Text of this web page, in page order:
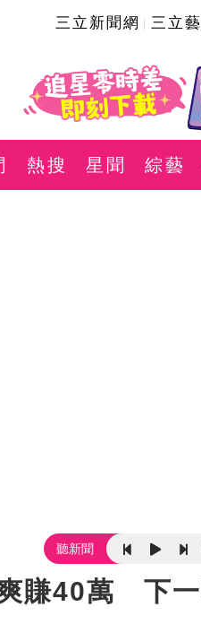
三立新聞網 三立
熱搜 星聞 綜藝
聽新聞
賺40萬 下